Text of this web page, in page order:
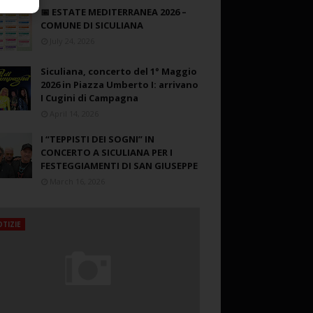
📅 ESTATE MEDITERRANEA 2026 –
COMUNE DI SICULIANA
Siculiana, concerto del 1° Maggio
2026 in Piazza Umberto I: arrivano
I Cugini di Campagna
I “TEPPISTI DEI SOGNI” IN
CONCERTO A SICULIANA PER I
FESTEGGIAMENTI DI SAN GIUSEPPE